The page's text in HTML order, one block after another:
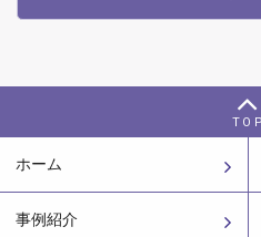
TOP
ホーム
事例紹介